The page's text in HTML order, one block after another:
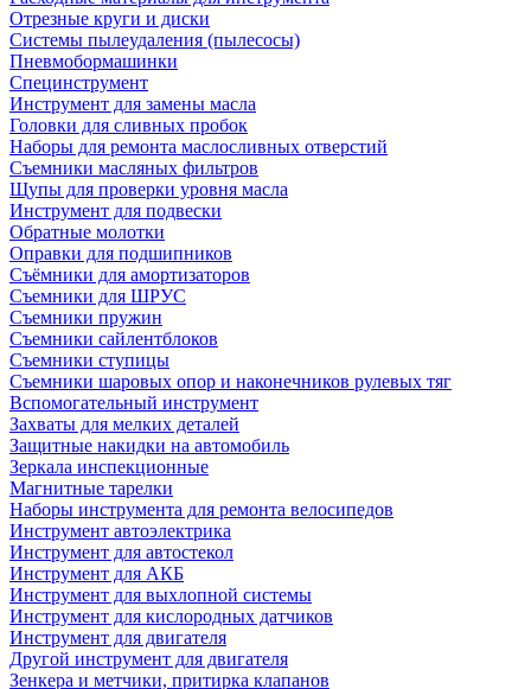
Отрезные круги и диски
Системы пылеудаления (пылесосы)
Пневмобормашинки
Специнструмент
Инструмент для замены масла
Головки для сливных пробок
Наборы для ремонта маслосливных отверстий
Съемники масляных фильтров
Щупы для проверки уровня масла
Инструмент для подвески
Обратные молотки
Оправки для подшипников
Съёмники для амортизаторов
Съемники для ШРУС
Съемники пружин
Съемники сайлентблоков
Съемники ступицы
Съемники шаровых опор и наконечников рулевых тяг
Вспомогательный инструмент
Захваты для мелких деталей
Защитные накидки на автомобиль
Зеркала инспекционные
Магнитные тарелки
Наборы инструмента для ремонта велосипедов
Инструмент автоэлектрика
Инструмент для автостекол
Инструмент для АКБ
Инструмент для выхлопной системы
Инструмент для кислородных датчиков
Инструмент для двигателя
Другой инструмент для двигателя
Зенкера и метчики, притирка клапанов